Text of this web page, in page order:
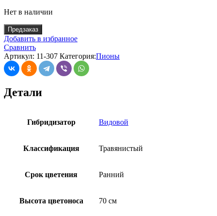
Нет в наличии
Предзаказ
Добавить в избранное
Сравнить
Артикул: 11-307 Категория:Пионы
Детали
Гибридизатор Видовой
Классификация Травянистый
Срок цветения Ранний
Высота цветоноса 70 см